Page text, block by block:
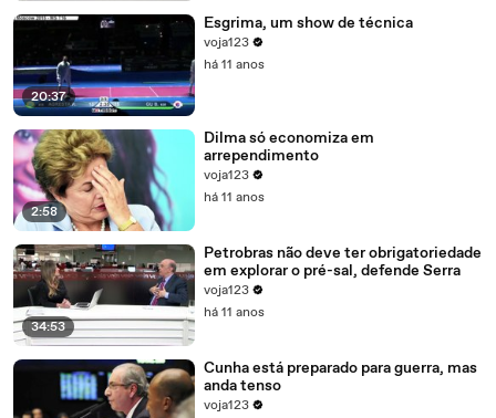
20:37
Esgrima, um show de técnica
voja123
há 11 anos
2:58
Dilma só economiza em
arrependimento
voja123
há 11 anos
34:53
Petrobras não deve ter obrigatoriedade
em explorar o pré-sal, defende Serra
voja123
há 11 anos
Cunha está preparado para guerra, mas
anda tenso
voja123